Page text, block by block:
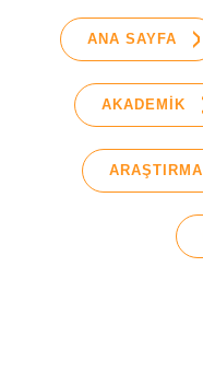
ANA SAYFA
AKADEMİK
ARAŞTIRMA